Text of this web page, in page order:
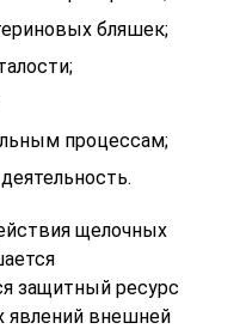
бляшек;
процессам;
щелочных
защитный ресурс
явлений внешней